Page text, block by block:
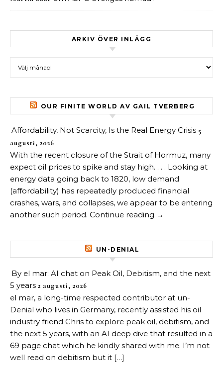
ARKIV ÖVER INLÄGG
OUR FINITE WORLD AV GAIL TVERBERG
Affordability, Not Scarcity, Is the Real Energy Crisis 5
augusti, 2026
With the recent closure of the Strait of Hormuz, many
expect oil prices to spike and stay high. . . . Looking at
energy data going back to 1820, low demand
(affordability) has repeatedly produced financial
crashes, wars, and collapses, we appear to be entering
another such period. Continue reading →
UN-DENIAL
By el mar: AI chat on Peak Oil, Debitism, and the next
5 years 2 augusti, 2026
el mar, a long-time respected contributor at un-
Denial who lives in Germany, recently assisted his oil
industry friend Chris to explore peak oil, debitism, and
the next 5 years, with an AI deep dive that resulted in a
69 page chat which he kindly shared with me. I’m not
well read on debitism but it […]